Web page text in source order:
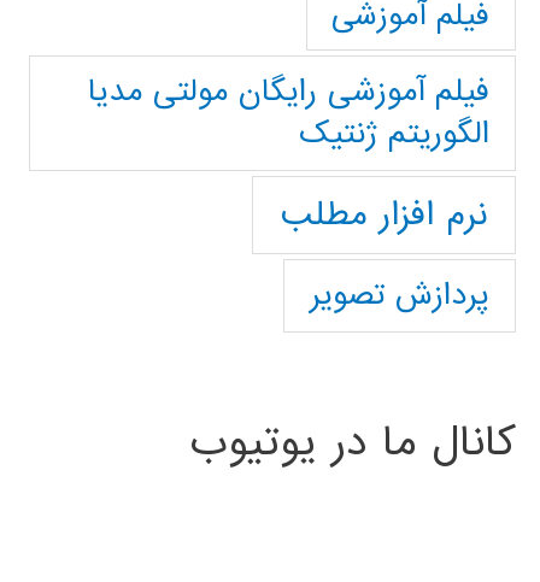
فیلم آموزشی
فیلم آموزشی رایگان مولتی مدیا
الگوریتم ژنتیک
نرم افزار مطلب
پردازش تصویر
کانال ما در یوتیوب